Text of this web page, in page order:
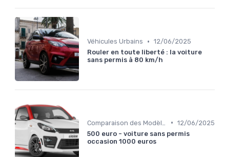
Véhicules Urbains • 12/06/2025
Rouler en toute liberté : la voiture
sans permis à 80 km/h
• 12/06/2025
500 euro - voiture sans permis
occasion 1000 euros